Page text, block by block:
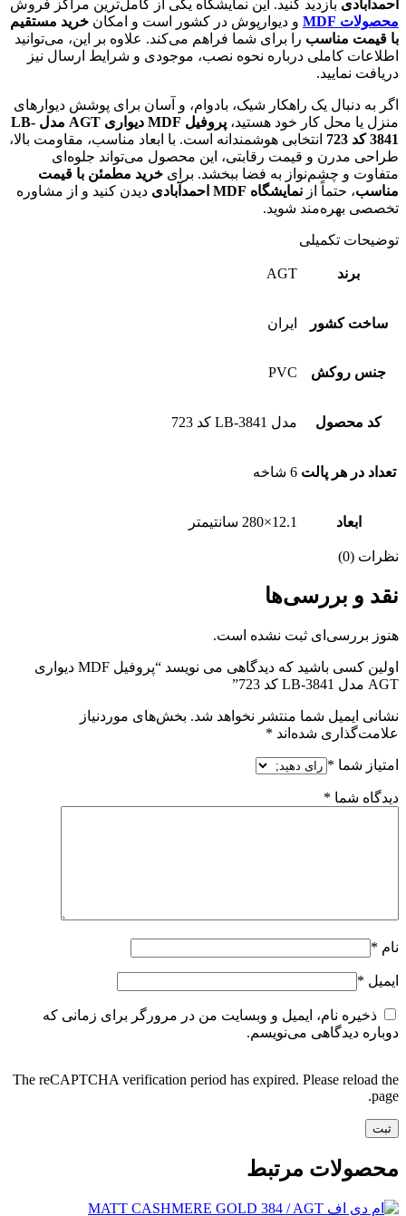
احمدآبادی بازدید کنید. این نمایشگاه یکی از کامل‌ترین مراکز فروش
محصولات MDF
و دیوارپوش در کشور است و امکان خرید مستقیم
با قیمت مناسب را برای شما فراهم می‌کند. علاوه بر این، می‌توانید
اطلاعات کاملی درباره نحوه نصب، موجودی و شرایط ارسال نیز
دریافت نمایید.
اگر به دنبال یک راهکار شیک، بادوام، و آسان برای پوشش دیوارهای
منزل یا محل کار خود هستید،
پروفیل MDF دیواری AGT مدل LB-
3841 کد 723
انتخابی هوشمندانه است. با ابعاد مناسب، مقاومت بالا،
طراحی مدرن و قیمت رقابتی، این محصول می‌تواند جلوه‌ای
متفاوت و چشم‌نواز به فضا ببخشد. برای خرید مطمئن با قیمت
مناسب، حتماً از نمایشگاه MDF احمدآبادی
دیدن کنید و از مشاوره
تخصصی بهره‌مند شوید.
توضیحات تکمیلی
برند AGT
ساخت کشور ایران
جنس روکش PVC
کد محصول مدل LB-3841 کد 723
تعداد در هر پالت 6 شاخه
ابعاد 12.1×280 سانتیمتر
نظرات (0)
نقد و بررسی‌ها
هنوز بررسی‌ای ثبت نشده است.
اولین کسی باشید که دیدگاهی می نویسد “پروفیل MDF دیواری
AGT مدل LB-3841 کد 723”
نشانی ایمیل شما منتشر نخواهد شد. بخش‌های موردنیاز
علامت‌گذاری شده‌اند *
امتیاز شما *
دیدگاه شما *
نام *
ایمیل *
ذخیره نام، ایمیل و وبسایت من در مرورگر برای زمانی که
دوباره دیدگاهی می‌نویسم.
The reCAPTCHA verification period has expired. Please reload the
page.
محصولات مرتبط